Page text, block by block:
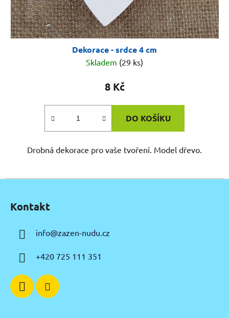
Dekorace - srdce 4 cm
Skladem (29 ks)
8 Kč
DO KOŠÍKU
Drobná dekorace pro vaše tvoření. Model dřevo.
Kontakt
info@zazen-nudu.cz
+420 725 111 351